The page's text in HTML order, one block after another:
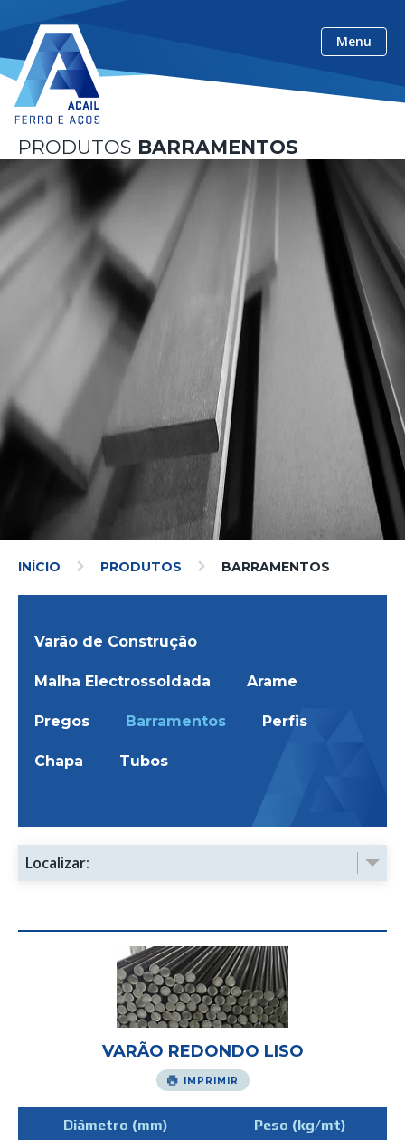
PRODUTOS BARRAMENTOS
Menu
INÍCIO PRODUTOS BARRAMENTOS
Varão de Construção
Malha Electrossoldada Arame
Pregos Barramentos Perfis
Chapa Tubos
Localizar:
VARÃO REDONDO LISO
IMPRIMIR
Diâmetro (mm) Peso (kg/mt)